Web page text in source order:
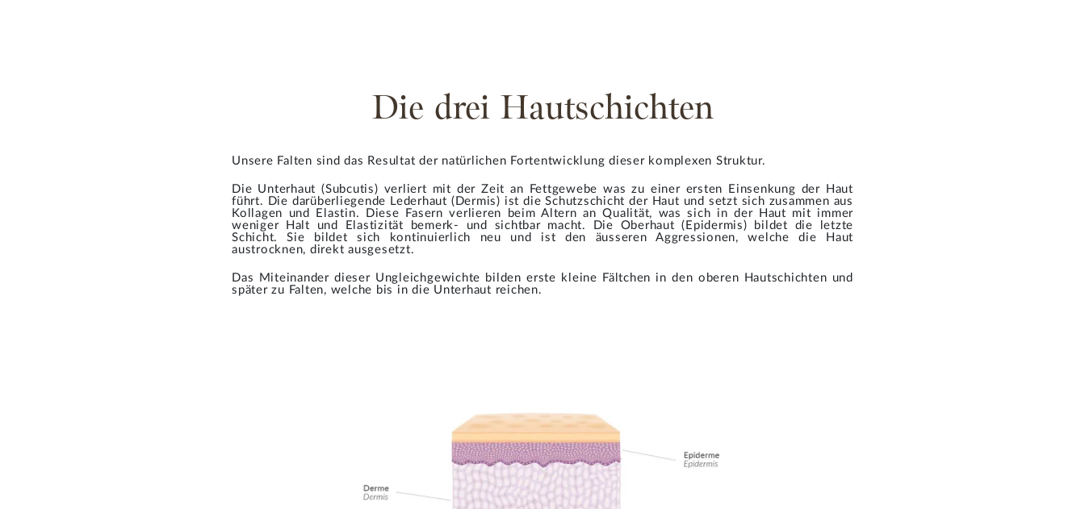
Die drei Hautschichten
Unsere Falten sind das Resultat der natürlichen Fortentwicklung dieser komplexen Struktur.
Die Unterhaut (Subcutis) verliert mit der Zeit an Fettgewebe was zu einer ersten Einsenkung der Haut
führt. Die darüberliegende Lederhaut (Dermis) ist die Schutzschicht der Haut und setzt sich zusammen aus
Kollagen und Elastin. Diese Fasern verlieren beim Altern an Qualität, was sich in der Haut mit immer
weniger Halt und Elastizität bemerk- und sichtbar macht. Die Oberhaut (Epidermis) bildet die letzte
Schicht. Sie bildet sich kontinuierlich neu und ist den äusseren Aggressionen, welche die Haut
austrocknen, direkt ausgesetzt.
Das Miteinander dieser Ungleichgewichte bilden erste kleine Fältchen in den oberen Hautschichten und
später zu Falten, welche bis in die Unterhaut reichen.